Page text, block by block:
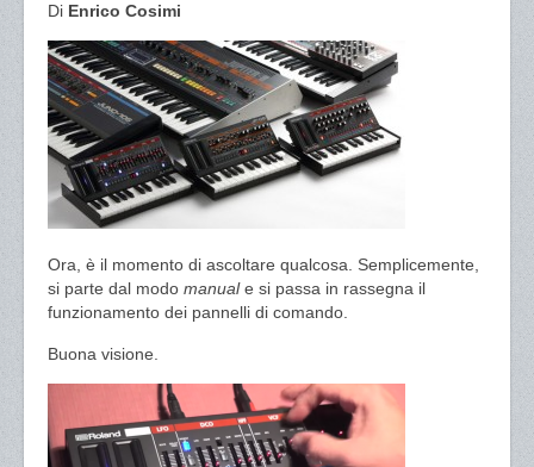
Di Enrico Cosimi
Ora, è il momento di ascoltare qualcosa. Semplicemente,
si parte dal modo manuale si passa in rassegna il
funzionamento dei pannelli di comando.
Buona visione.